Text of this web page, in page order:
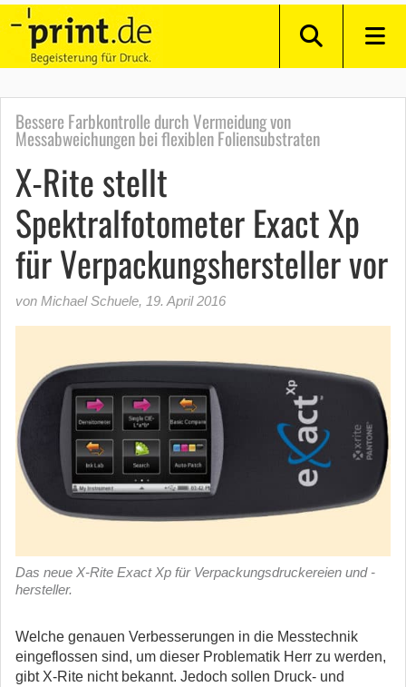
Bessere Farbkontrolle durch Vermeidung von
Messabweichungen bei flexiblen Foliensubstraten
X-Rite stellt
Spektralfotometer Exact Xp
für Verpackungshersteller vor
von Michael Schuele, 19. April 2016
Das neue X-Rite Exact Xp für Verpackungsdruckereien und -
hersteller.
Welche genauen Verbesserungen in die Messtechnik
eingeflossen sind, um dieser Problematik Herr zu werden,
gibt X-Rite nicht bekannt. Jedoch sollen Druck- und